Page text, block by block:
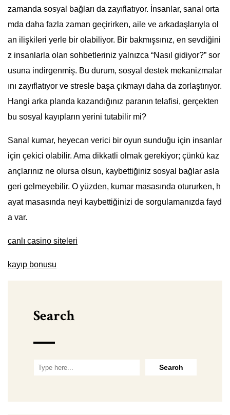
zamanda sosyal bağları da zayıflatıyor. İnsanlar, sanal orta
mda daha fazla zaman geçirirken, aile ve arkadaşlarıyla ol
an ilişkileri yerle bir olabiliyor. Bir bakmışsınız, en sevdiğini
z insanlarla olan sohbetleriniz yalnızca “Nasıl gidiyor?” sor
usuna indirgenmiş. Bu durum, sosyal destek mekanizmalar
ını zayıflatıyor ve stresle başa çıkmayı daha da zorlaştırıyor.
Hangi arka planda kazandığınız paranın telafisi, gerçekten
bu sosyal kayıpların yerini tutabilir mi?
Sanal kumar, heyecan verici bir oyun sunduğu için insanlar
için çekici olabilir. Ama dikkatli olmak gerekiyor; çünkü kaz
ançlarınız ne olursa olsun, kaybettiğiniz sosyal bağlar asla
geri gelmeyebilir. O yüzden, kumar masasında otururken, h
ayat masasında neyi kaybettiğinizi de sorgulamanızda fayd
a var.
canlı casino siteleri
kayıp bonusu
Search